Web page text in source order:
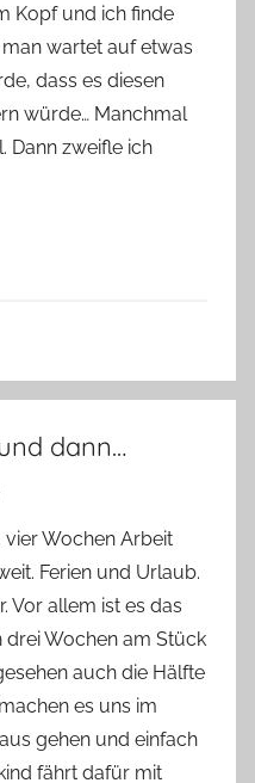
n
e
Kopf und ich finde
wartet auf etwas
dass es diesen
würde… Manchmal
Dann zweifle ich
dann…
n
Y
v
o
n
n
e
Wochen Arbeit
Ferien und Urlaub.
Vor allem ist es das
drei Wochen am Stück
auch die Hälfte
es uns im
gehen und einfach
fährt dafür mit